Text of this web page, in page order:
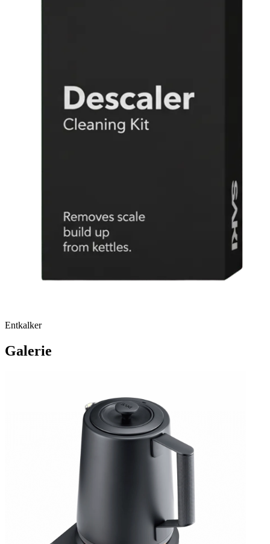
Entkalker
Galerie